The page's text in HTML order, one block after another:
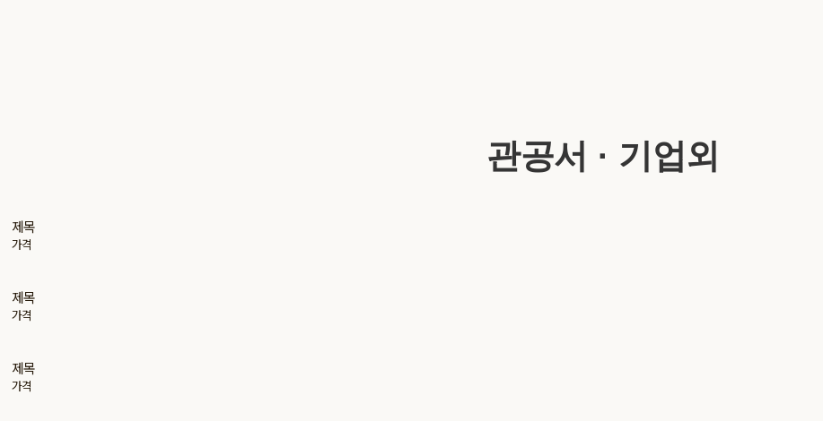
관공서 · 기업외
제목
가격
제목
가격
제목
가격